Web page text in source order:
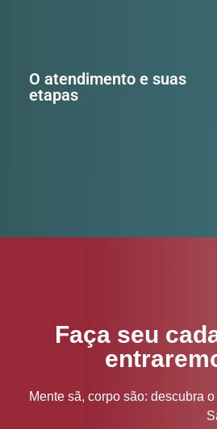
O atendimento e suas
etapas
Faça seu
Mente sã, corpo são: descubra